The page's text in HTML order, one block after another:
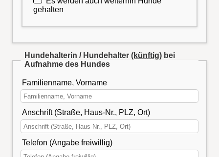
gehalten
Hundehalterin / Hundehalter (künftig) bei
Aufnahme des Hundes
Familienname, Vorname
Anschrift (Straße, Haus-Nr., PLZ, Ort)
Telefon (Angabe freiwillig)